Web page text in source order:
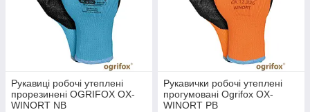
Рукавиці робочі утеплені
прорезинені OGRIFOX OX-
WINORT NB
Рукавички робочі утеплені
прогумовані Ogrifox OX-
WINORT PB